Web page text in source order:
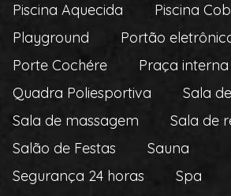
Piscina Aquecida
Piscina
Playground
Portão
Porte Cochére
Praça interna
Quadra Poliesportiva
Sala
Sala de massagem
Sala de
Salão de Festas
Sauna
Segurança 24 horas
Spa